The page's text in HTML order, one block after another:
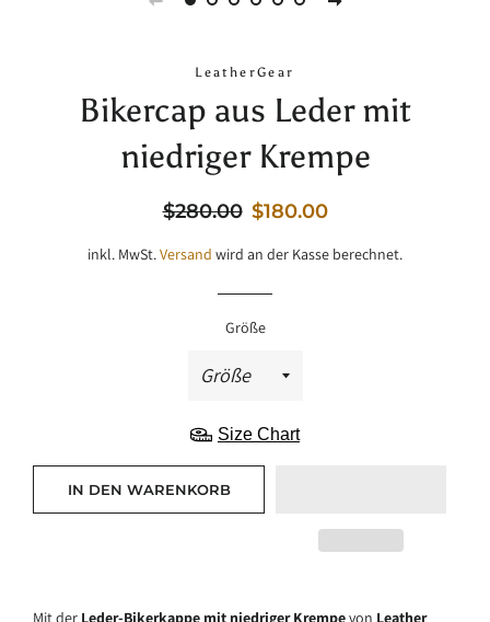
LeatherGear
Bikercap aus Leder mit
niedriger Krempe
Normaler
$280.00 Sale-
$180.00
inkl. MwSt.Versand wird an der Kasse berechnet.
Größe
Size Chart
IN DEN WARENKORB
Mit der Leder-Bikerkappe mit niedriger Krempevon Leather